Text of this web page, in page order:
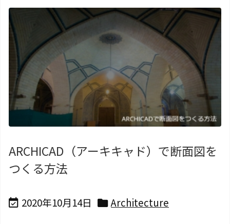
ARCHICAD（アーキキャド）で断面図を
つくる方法
 2020年10月14日  Architecture